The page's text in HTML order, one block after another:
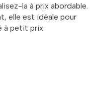
la à prix abordable.
elle est idéale pour
à petit prix.